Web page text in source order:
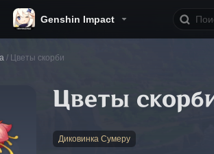
Genshin Impact
/ Цветы скорби
Цветы
Диковинка Сумеру